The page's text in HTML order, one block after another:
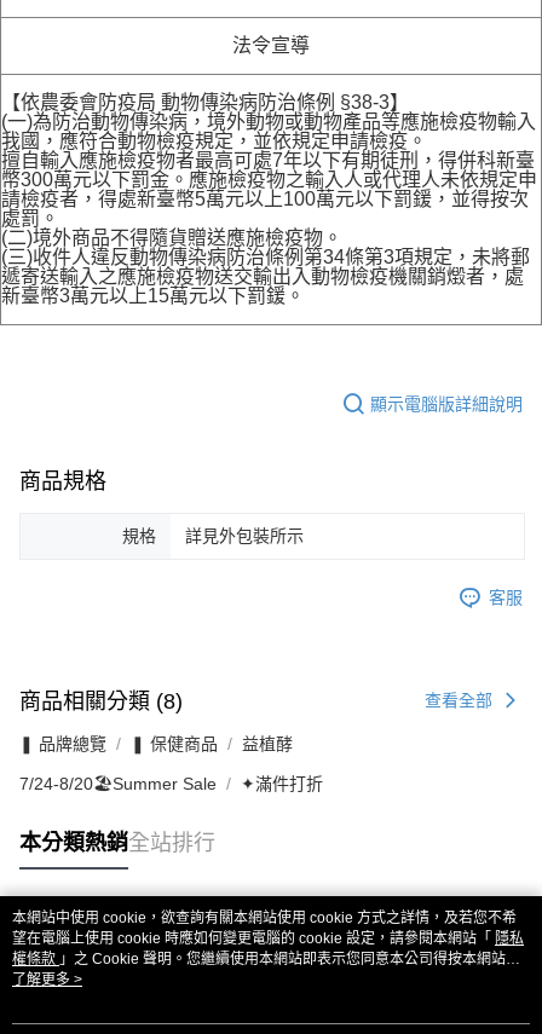
法令宣導
【依農委會防疫局 動物傳染病防治條例 §38-3】
(一)為防治動物傳染病，境外動物或動物產品等應施檢疫物輸入
我國，應符合動物檢疫規定，並依規定申請檢疫。
擅自輸入應施檢疫物者最高可處7年以下有期徒刑，得併科新臺
幣300萬元以下罰金。應施檢疫物之輸入人或代理人未依規定申
請檢疫者，得處新臺幣5萬元以上100萬元以下罰鍰，並得按次
處罰。
(二)境外商品不得隨貨贈送應施檢疫物。
(三)收件人違反動物傳染病防治條例第34條第3項規定，未將郵
遞寄送輸入之應施檢疫物送交輸出入動物檢疫機關銷燬者，處
新臺幣3萬元以上15萬元以下罰鍰。
顯示電腦版詳細說明
商品規格
規格 詳見外包裝所示
客服
商品相關分類 (8) 查看全部
❚ 品牌總覽 ❚ 保健商品 益植酵
7/24-8/20🏖️Summer Sale ✦滿件打折
本分類熱銷全站排行
熱門標籤
本網站中使用 cookie，欲查詢有關本網站使用 cookie 方式之詳情，及若您不希
望在電腦上使用 cookie 時應如何變更電腦的 cookie 設定，請參閱本網站「 隱私
權條款 」之 Cookie 聲明。您繼續使用本網站即表示您同意本公司得按本網站使
用條款之 Cookie 聲明使用 cookie。
了解更多 >